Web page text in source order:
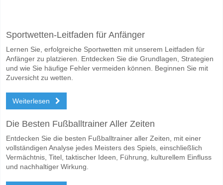
Das Spiel zwischen Alejandro Davidovich Fokina v Alex De Minaur 20
Wer ist das Lieblingsteam, zwischen dem zu
Alex De Minaur für den Gewinner den Spiel, mit einer
Sportwetten-Leitfaden für Anfänger
Lernen Sie, erfolgreiche Sportwetten mit unserem Leitfaden für
Anfänger zu platzieren. Entdecken Sie die Grundlagen, Strategien
und wie Sie häufige Fehler vermeiden können. Beginnen Sie mit
Zuversicht zu wetten.
Weiterlesen
Die Besten Fußballtrainer Aller Zeiten
Entdecken Sie die besten Fußballtrainer aller Zeiten, mit einer
vollständigen Analyse jedes Meisters des Spiels, einschließlich
Vermächtnis, Titel, taktischer Ideen, Führung, kulturellem Einfluss
und nachhaltiger Wirkung.